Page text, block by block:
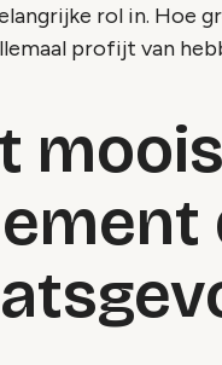
rol in. Hoe
profijt van